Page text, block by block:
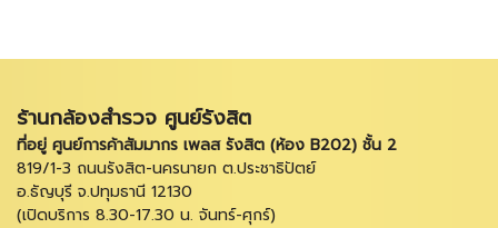
ร้านกล้องสำรวจ ศูนย์รังสิต
ที่อยู่ ศูนย์การค้าสัมมากร เพลส รังสิต (ห้อง B202) ชั้น 2
819/1-3 ถนนรังสิต-นครนายก ต.ประชาธิปัตย์
อ.ธัญบุรี จ.ปทุมธานี 12130
(เปิดบริการ 8.30-17.30 น. จันทร์-ศุกร์)